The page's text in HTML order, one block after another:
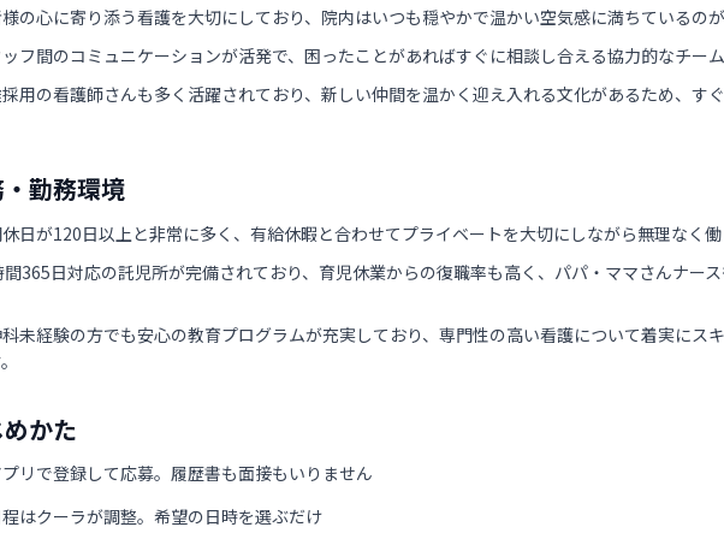
の心に寄り添う看護を大切にしており、院内はいつも穏やかで温かい空気感に満ちているの
フ間のコミュニケーションが活発で、困ったことがあればすぐに相談し合える協力的なチー
用の看護師さんも多く活躍されており、新しい仲間を温かく迎え入れる文化があるため、す
勤務環境
日が120日以上と非常に多く、有給休暇と合わせてプライベートを大切にしながら無理なく
間365日対応の託児所が完備されており、育児休業からの復職率も高く、パパ・ママさんナー
未経験の方でも安心の教育プログラムが充実しており、専門性の高い看護について着実にス
かた
リで登録して応募。履歴書も面接もいりません
程はクーラが調整。希望の日時を選ぶだけ